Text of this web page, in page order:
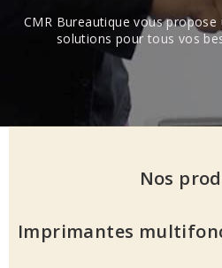
CMR Bureautique vous
solutions pour tous vos
Nos
Imprimantes